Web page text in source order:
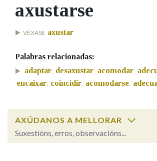
IDENTIDADE
MARCIAL DEL
FIGURAS
PORTAL DAS
Facebook
TwitterYoutubeInstagram
Bluesky
BUSCAR NOS LEMAS
Comeza por
Remata por
Contén
axustarse
VÉXASE axustar
Palabras relacionadas:
adaptar, desaxustar, acomodar,
encaixar, coincidir, acomodarse,
AXÚDANOS A MELLORAR
Suxestións, erros, observacións...